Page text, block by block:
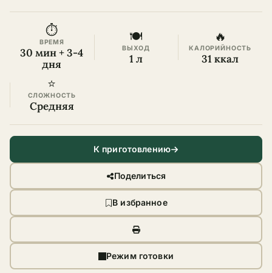
⏱
ВРЕМЯ
30 мин + 3-4
дня
🍽
ВЫХОД
1 л
🔥
КАЛОРИЙНОСТЬ
31 ккал
⭐
СЛОЖНОСТЬ
Средняя
К приготовлению
Поделиться
В избранное
Режим готовки